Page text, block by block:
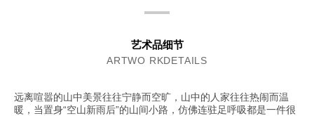
艺术品细节
ARTWO RKDETAILS
远离喧嚣的山中美景往往宁静而空旷，山中的人家往往热闹而温
暖，当置身“空山新雨后”的山间小路，仿佛连驻足呼吸都是一件很